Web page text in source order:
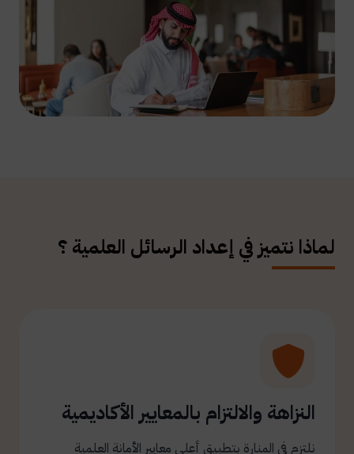
لماذا نتميز في إعداد الرسائل العلمية ؟
النزاهة والالتزام بالمعايير الأكاديمية
نلتزم في المنارة بتطبيق أعلى معايير الأمانة العلمية